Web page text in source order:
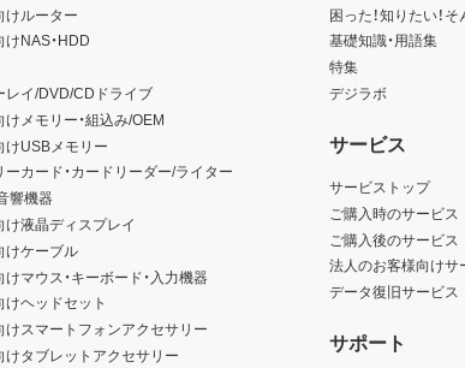
けルーター
NAS・HDD
レイ/DVD/CDドライブ
メモリー・組込み/OEM
けUSBメモリー
ーカード・カードリーダー/ライター
響機器
け液晶ディスプレイ
けケーブル
マウス・キーボード・入力機器
けヘッドセット
けスマートフォンアクセサリー
けタブレットアクセサリー
困った！知りたい！
基礎知識・用語集
特集
デジラボ
サービス
サービストップ
ご購入時のサービス
ご購入後のサービス
法人のお客様向けサ
データ復旧サービス
サポート